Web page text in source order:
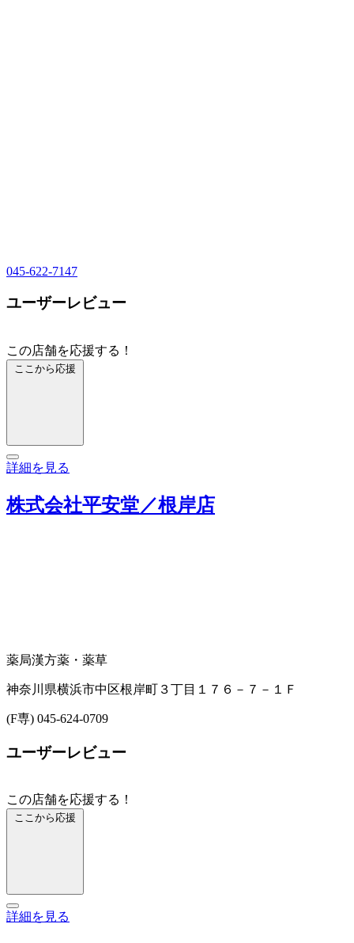
045-622-7147
ユーザーレビュー
この店舗を応援する！
ここから応援
詳細を見る
株式会社平安堂／根岸店
薬局漢方薬・薬草
神奈川県横浜市中区根岸町３丁目１７６－７－１Ｆ
(F専) 045-624-0709
ユーザーレビュー
この店舗を応援する！
ここから応援
詳細を見る